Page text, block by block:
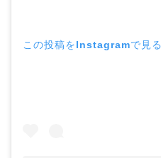
この投稿をInstagramで見る